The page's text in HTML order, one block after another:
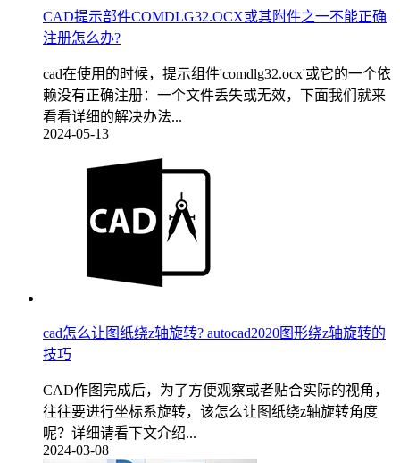
CAD提示部件COMDLG32.OCX或其附件之一不能正确
注册怎么办?
cad在使用的时候，提示组件'comdlg32.ocx'或它的一个依
赖没有正确注册：一个文件丢失或无效，下面我们就来
看看详细的解决办法...
2024-05-13
cad怎么让图纸绕z轴旋转? autocad2020图形绕z轴旋转的
技巧
CAD作图完成后，为了方便观察或者贴合实际的视角，
往往要进行坐标系旋转，该怎么让图纸绕z轴旋转角度
呢？详细请看下文介绍...
2024-03-08